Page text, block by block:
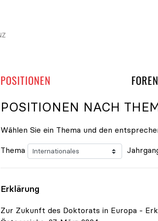
POSITIONEN FOREN
POSITIONEN NACH
Wählen Sie ein Thema und den
Thema
Erklärung
Zur Zukunft des Doktorats in Europa -